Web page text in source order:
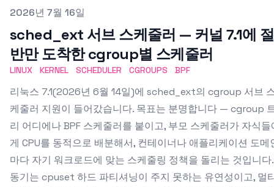
Published on
2026년 7월 16일
sched_ext 서브 스케줄러 — 커널 7.1에 절
반만 도착한 cgroup별 스케줄러
LINUX KERNEL SCHEDULER CGROUPS BPF
리눅스 7.1(2026년 6월 14일)에 sched_ext의 cgroup 서브
케줄러 지원이 들어갔습니다. 목표는 분명합니다 — cgroup
리 어디에나 BPF 스케줄러를 붙이고, 부모 스케줄러가 자식들
게 CPU를 동적으로 배분해서, 컨테이너나 애플리케이션 도메
마다 자기 워크로드에 맞는 스케줄링 정책을 돌리는 것입니다.
동기는 cpuset 하드 파티셔닝이 주지 못하는 유연성이고, 멀